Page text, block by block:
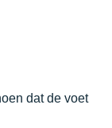
dat de voet